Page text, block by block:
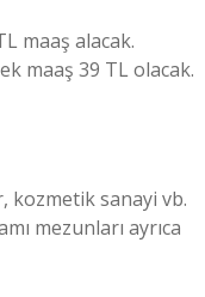
maaş alacak.
maaş 39 TL olacak.
kozmetik sanayi vb.
mezunları ayrıca